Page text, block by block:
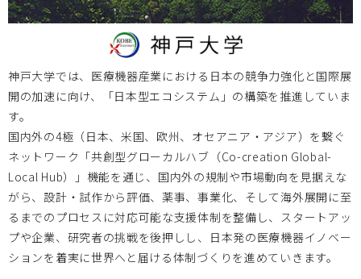
神戸大学では、医療機器産業における日本の競争力強化と国際展
開の加速に向け、「日本型エコシステム」の構築を推進していま
す。
国内外の4極（日本、米国、欧州、オセアニア・アジア）を繋ぐ
ネットワーク「共創型グローカルハブ（Co-creation Global-
Local Hub）」機能を通じ、国内外の規制や市場動向を見据えな
がら、設計・試作から評価、薬事、事業化、そして海外展開に至
るまでのプロセスに対応可能な支援体制を整備し、スタートアッ
プや企業、研究者の挑戦を後押しし、日本発の医療機器イノベー
ションを着実に世界へと届ける体制づくりを進めていきます。